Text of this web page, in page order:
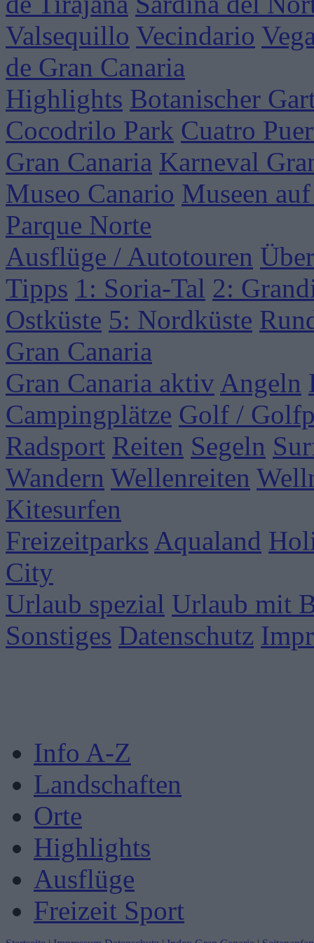
Valsequillo Vecindario
de Gran Canaria
Highlights Botanischer
Cocodrilo Park Cuatro
Gran Canaria Karneval
Museo Canario Museen
Parque Norte
Ausflüge / Autotouren
Tipps 1: Soria-Tal 2:
Ostküste 5: Nordküste
Gran Canaria
Gran Canaria aktiv Angeln
Campingplätze Golf /
Radsport Reiten Segeln
Wandern Wellenreiten
Kitesurfen
Freizeitparks Aqualand
City
Urlaub spezial Urlaub mit
Sonstiges Datenschutz
Info A-Z
Landschaften
Orte
Highlights
Ausflüge
Freizeit Sport